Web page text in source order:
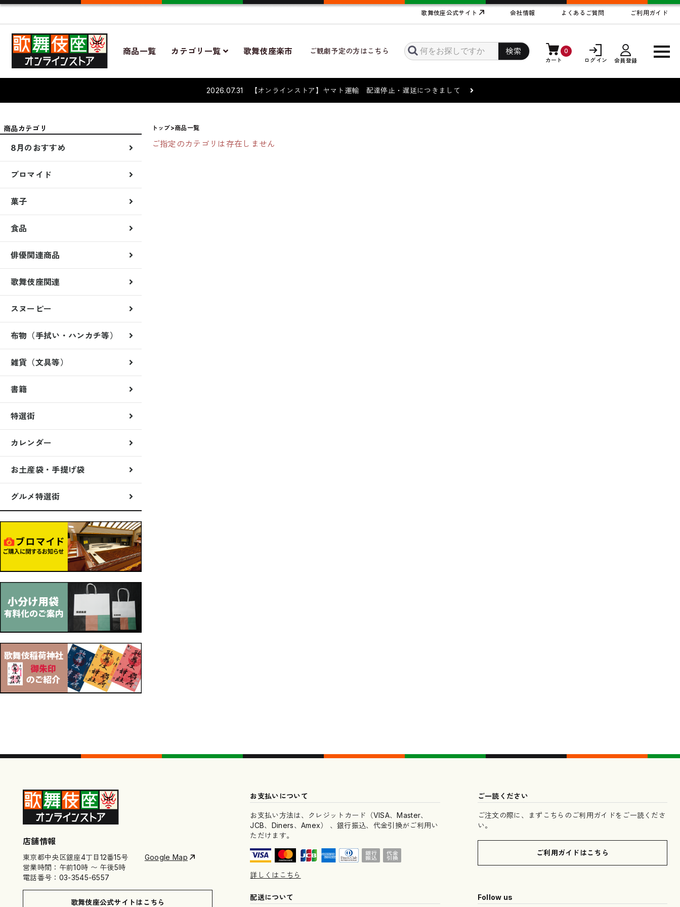
歌舞伎座公式サイト 会社情報 よくあるご質問 ご利用ガイド
商品一覧 カテゴリ一覧 歌舞伎座楽市 ご観劇予定の方はこちら 検索 0
カート ログイン 会員登録
2026.07.31 【オンラインストア】ヤマト運輸 配達停止・遅延につきまして
商品カテゴリ
8月のおすすめ 先行販売
新着商品
8月演目商品
夏のギフト
ブロマイド
菓子
食品
俳優関連商品
歌舞伎座関連
スヌーピー
布物（手拭い・ハンカチ等）
雑貨（文具等）
書籍
特選街
カレンダー
お土産袋・手提げ袋
グルメ特選街
トップ>商品一覧
ご指定のカテゴリは存在しません
店舗情報
東京都中央区銀座4丁目12番15号
Google Map
営業時間：午前10時 〜 午後5時
電話番号：03-3545-6557
歌舞伎座公式サイトはこちら
お支払いについて
お支払い方法は、クレジットカード（VISA、Master、
JCB、Diners、Amex） 、銀行振込、代金引換がご利用い
ただけます。
詳しくはこちら
配送について
ご一読ください
ご注文の際に、まずこちらのご利用ガイドをご一読くださ
い。
ご利用ガイドはこちら
Follow us